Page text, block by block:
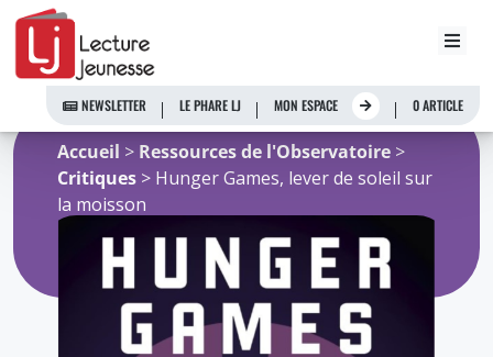
Aller
contenu
NEWSLETTER LE PHARE LJ MON ESPACE 0 ARTICLE
Accueil > Ressources de l'Observatoire >
Critiques > Hunger Games, lever de soleil sur
la moisson